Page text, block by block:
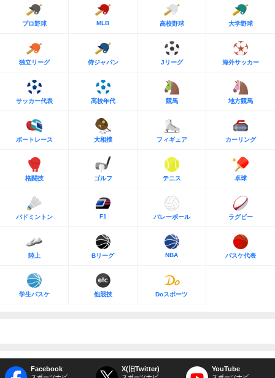
プロ野球 MLB 高校野球 大学野球
独立リーグ 侍ジャパン Jリーグ 海外サッカー
サッカー代表 高校年代 競馬 地方競馬
ボートレース 大相撲 フィギュア カーリング
格闘技 ゴルフ テニス 卓球
バドミントン F1 バレーボール ラグビー
陸上 Bリーグ NBA バスケ代表
学生バスケ 他競技 Doスポーツ
Facebook X(旧Twitter) YouTube